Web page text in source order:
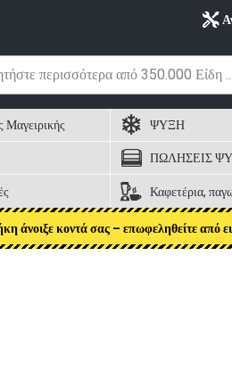
Μαγειρικής ΨΥΞΗ
ΠΩΛΗΣΕΙΣ
άνοιξε κοντά σας – επωφεληθείτε από